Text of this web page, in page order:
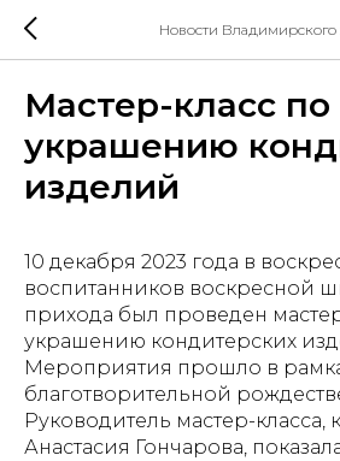
Новости Владимирского
Мастер-класс по
украшению
изделий
10 декабря 2023 года в
воспитанников воскресной
прихода был проведен
украшению кондитерских
Мероприятия прошло в
благотворительной
Руководитель мастер-класса,
Анастасия Гончарова,